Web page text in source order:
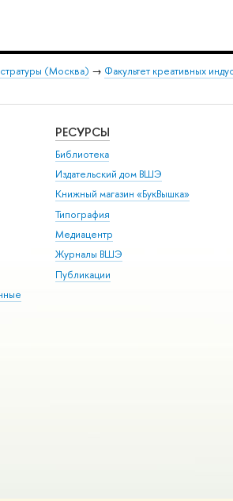
(Москва) → Факультет креативных
РЕСУРСЫ
Библиотека
Издательский дом ВШЭ
Книжный магазин «БукВышка»
Типография
Медиацентр
Журналы ВШЭ
Публикации